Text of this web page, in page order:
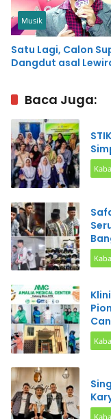
Musik
Satu Lagi, Calon
Dangdut asal
Baca Juga: